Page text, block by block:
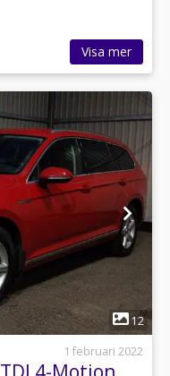
Visa mer
12
1 februari 2022